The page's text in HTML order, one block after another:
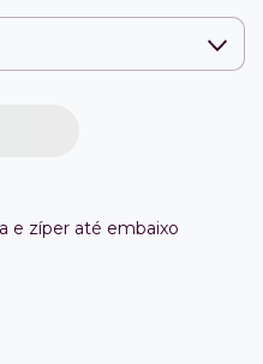
e zíper até embaixo